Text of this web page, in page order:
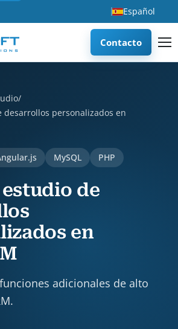
Español
Contacto
/
desarrollos personalizados en
MySQL PHP
estudio de
en
adicionales de alto